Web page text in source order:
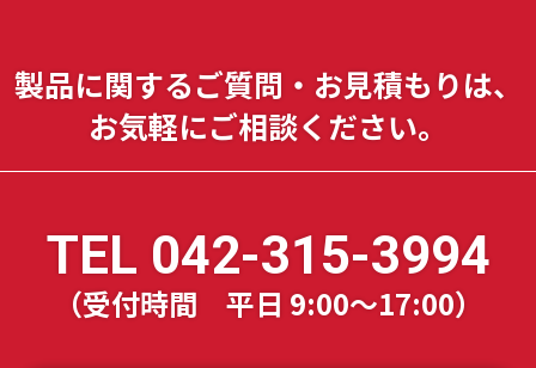
製品に関するご質問・お見積もりは、
お気軽にご相談ください。
TEL 042-315-3994
（受付時間 平日 9:00～17:00）